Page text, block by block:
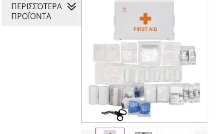
ΠΕΡΙΣΣΌΤΕΡΑ
ΠΡΟΪΌΝΤΑ